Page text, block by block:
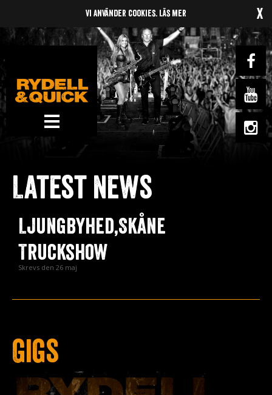
Music
Gigs
Gallery
Videos
Contact
Latest news
Ljungbyhed,Skåne
Truckshow
Skrevs den 26 maj
Gigs
Vi använder cookies. Läs mer x